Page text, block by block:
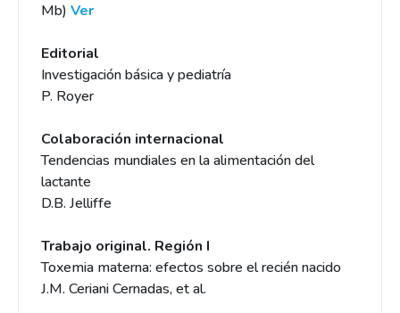
Mb) Ver
Editorial
Investigación básica y pediatría
P. Royer
Colaboración internacional
Tendencias mundiales en la alimentación del
lactante
D.B. Jelliffe
Trabajo original. Región I
Toxemia materna: efectos sobre el recién nacido
J.M. Ceriani Cernadas, et al.